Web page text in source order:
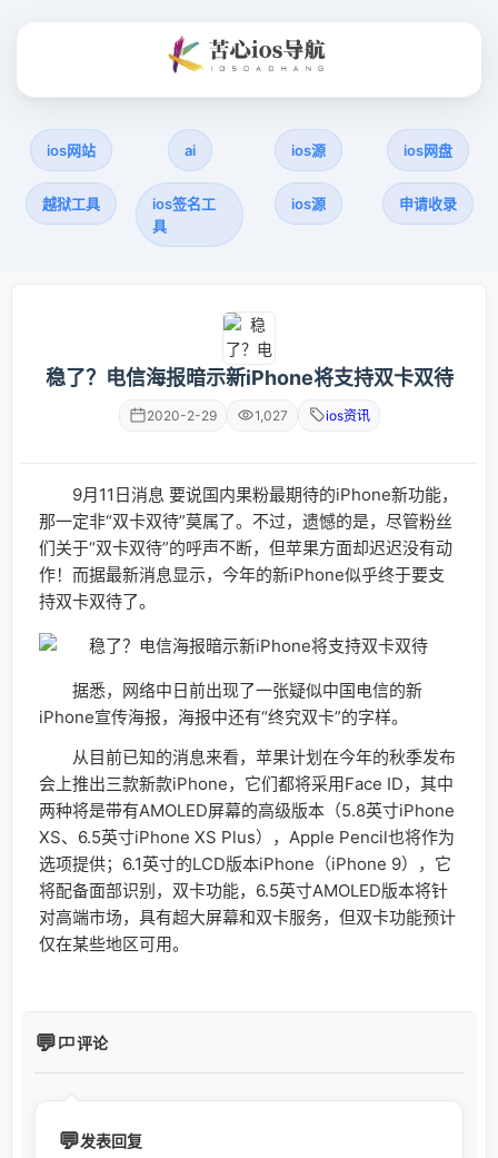
ios网站 ai ios源 ios网盘
越狱工具
ios签名工
具
ios源 申请收录
稳了？电信海报暗示新iPhone将支持双卡双待
2020-2-29 1,027 ios资讯
9月11日消息 要说国内果粉最期待的iPhone新功能，
那一定非“双卡双待”莫属了。不过，遗憾的是，尽管粉丝
们关于“双卡双待”的呼声不断，但苹果方面却迟迟没有动
作！而据最新消息显示，今年的新iPhone似乎终于要支
持双卡双待了。
据悉，网络中日前出现了一张疑似中国电信的新
iPhone宣传海报，海报中还有“终究双卡”的字样。
从目前已知的消息来看，苹果计划在今年的秋季发布
会上推出三款新款iPhone，它们都将采用Face ID，其中
两种将是带有AMOLED屏幕的高级版本（5.8英寸iPhone
XS、6.5英寸iPhone XS Plus），Apple Pencil也将作为
选项提供；6.1英寸的LCD版本iPhone（iPhone 9），它
将配备面部识别，双卡功能，6.5英寸AMOLED版本将针
对高端市场，具有超大屏幕和双卡服务，但双卡功能预计
仅在某些地区可用。
评论
发表回复